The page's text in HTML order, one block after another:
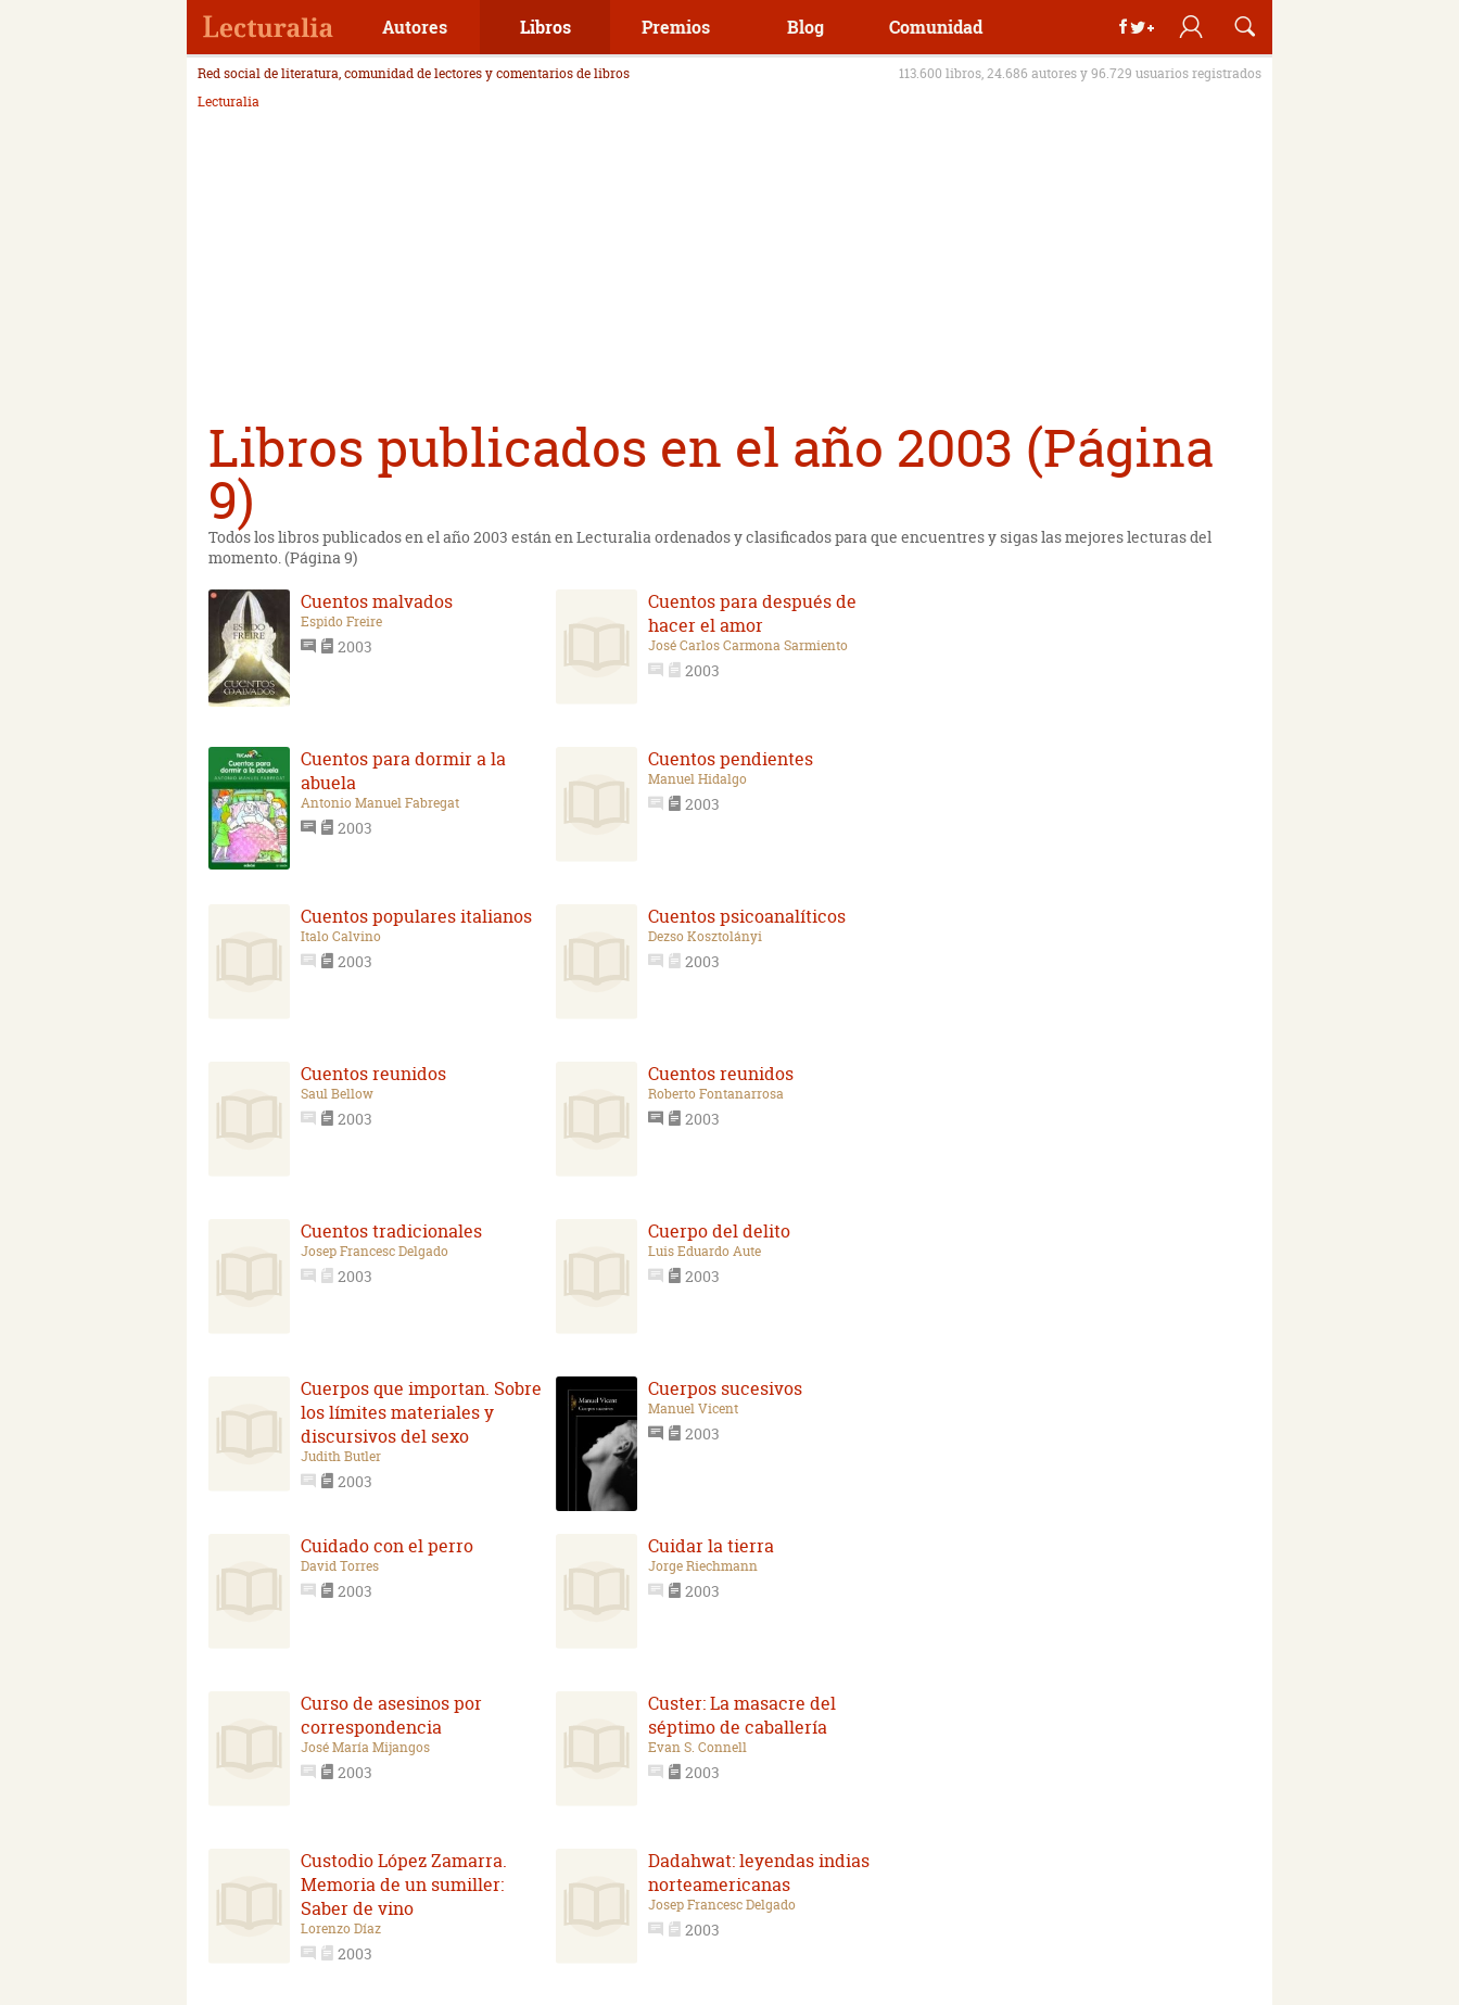
Autores Libros Premios Blog Comunidad
Red social de literatura, comunidad de lectores y comentarios de libros
113.600 libros, 24.686 autores y 96.729 usuarios registrados
Lecturalia
Libros publicados en el año 2003 (Página
9)
Todos los libros publicados en el año 2003 están en Lecturalia ordenados y clasificados para que encuentres y sigas las mejores lecturas del
momento. (Página 9)
Cuentos malvados
Espido Freire
2003
Cuentos para después de
hacer el amor
José Carlos Carmona Sarmiento
2003
Cuentos para dormir a la
abuela
Antonio Manuel Fabregat
2003
Cuentos pendientes
Manuel Hidalgo
2003
Cuentos populares italianos
Italo Calvino
2003
Cuentos psicoanalíticos
Dezso Kosztolányi
2003
Cuentos reunidos
Saul Bellow
2003
Cuentos reunidos
Roberto Fontanarrosa
2003
Cuentos tradicionales
Josep Francesc Delgado
2003
Cuerpo del delito
Luis Eduardo Aute
2003
Cuerpos que importan. Sobre
los límites materiales y
discursivos del sexo
Judith Butler
2003
Cuerpos sucesivos
Manuel Vicent
2003
Cuidado con el perro
David Torres
2003
Cuidar la tierra
Jorge Riechmann
2003
Curso de asesinos por
correspondencia
José María Mijangos
2003
Custer: La masacre del
séptimo de caballería
Evan S. Connell
2003
Custodio López Zamarra.
Memoria de un sumiller:
Saber de vino
Lorenzo Díaz
2003
Dadahwat: leyendas indias
norteamericanas
Josep Francesc Delgado
2003